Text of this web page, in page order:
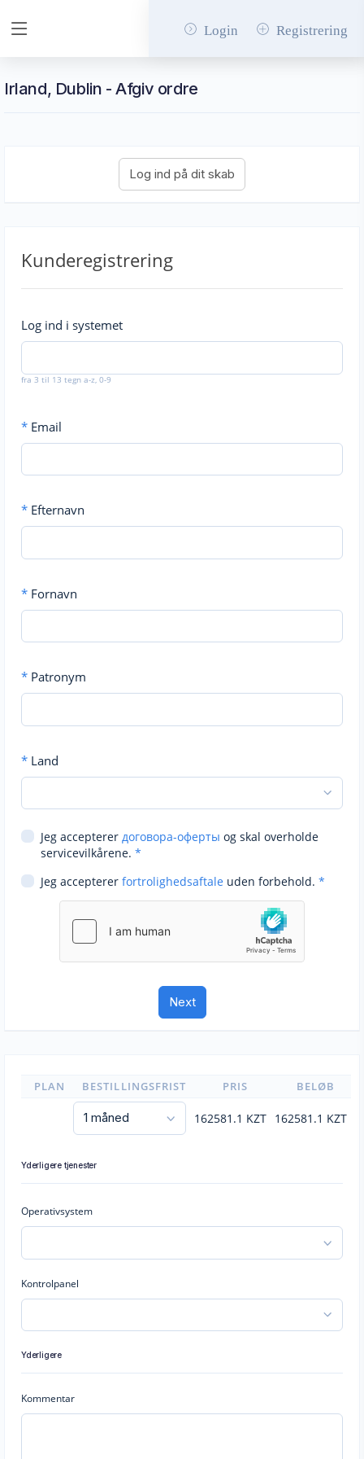
Login Registrering
Irland, Dublin - Afgiv ordre
Kunderegistrering
Log ind i systemet
fra 3 til 13 tegn a-z, 0-9
* Email
* Efternavn
* Fornavn
* Patronym
* Land
Jeg accepterer договора-оферты og skal overholde
servicevilkårene. *
Jeg accepterer fortrolighedsaftale uden forbehold. *
PLAN BESTILLINGSFRIST PRIS BELØB
162581.1 KZT 162581.1 KZT
Yderligere tjenester
Operativsystem
Kontrolpanel
Yderligere
Kommentar